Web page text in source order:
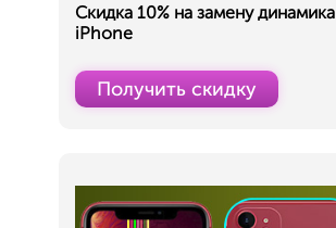
Скидка 10% на замену динамика
iPhone
Получить скидку